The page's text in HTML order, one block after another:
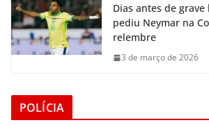
Dias antes de grave
pediu Neymar na
relembre
3 de março de 2026
POLÍCIA